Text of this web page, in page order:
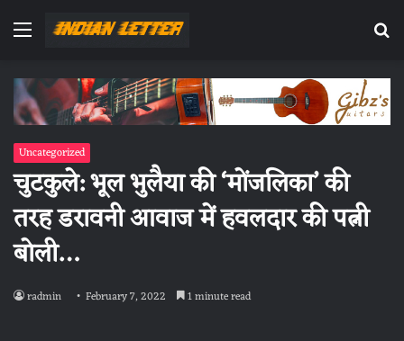
Menu
Uncategorized
चुटकुले: भूल भुलैया की ‘मोंजलिका’ की
तरह डरावनी आवाज में हवलदार की पत्नी
बोली…
radmin February 7, 2022 1 minute read